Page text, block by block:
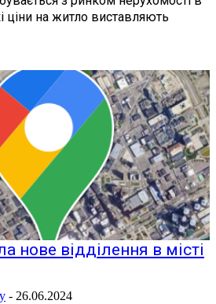
ціни на житло виставляють
нове відділення в місті
- 26.06.2024